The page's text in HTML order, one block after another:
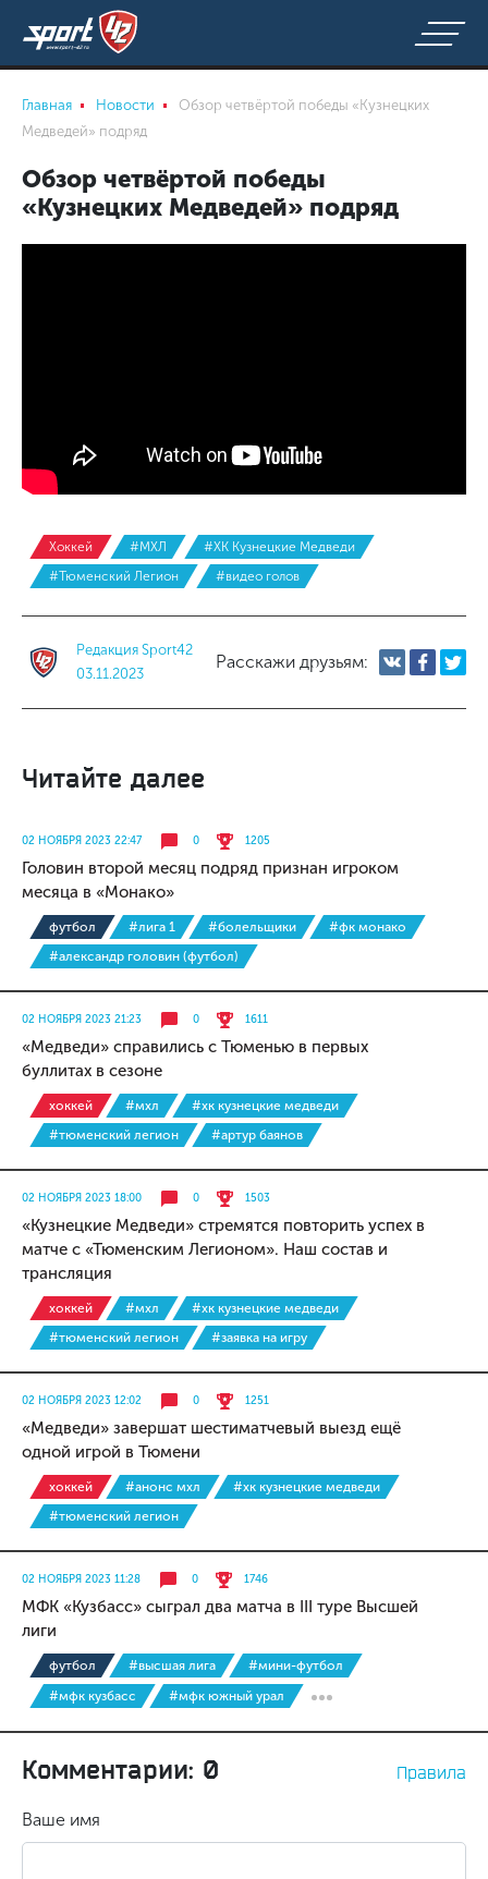
Главная Новости
Обзор четвёртой победы «Кузнецких
Медведей» подряд
Обзор четвёртой победы
«Кузнецких Медведей» подряд
Хоккей #МХЛ
#ХК Кузнецкие Медведи
#Тюменский Легион
#видео голов
Редакция Sport42
03.11.2023
Расскажи друзьям:
Читайте далее
02 НОЯБРЯ 2023 22:47 0 1205
Головин второй месяц подряд признан игроком
месяца в «Монако»
футбол #лига 1 #болельщики
#фк монако
#александр головин (футбол)
02 НОЯБРЯ 2023 21:23 0 1611
«Медведи» справились с Тюменью в первых
буллитах в сезоне
хоккей #мхл
#хк кузнецкие медведи
#тюменский легион
#артур баянов
02 НОЯБРЯ 2023 18:00 0 1503
«Кузнецкие Медведи» стремятся повторить успех в
матче с «Тюменским Легионом». Наш состав и
трансляция
хоккей #мхл
#хк кузнецкие медведи
#тюменский легион
#заявка на игру
02 НОЯБРЯ 2023 12:02 0 1251
«Медведи» завершат шестиматчевый выезд ещё
одной игрой в Тюмени
хоккей #анонс мхл
#хк кузнецкие медведи
#тюменский легион
02 НОЯБРЯ 2023 11:28 0 1746
МФК «Кузбасс» сыграл два матча в III туре Высшей
лиги
футбол #высшая лига
#мини-футбол
#мфк кузбасс
#мфк южный урал
Комментарии: 0 Правила
Ваше имя